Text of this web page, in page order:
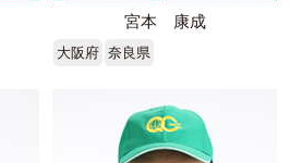
宮本 康成
大阪府 奈良県